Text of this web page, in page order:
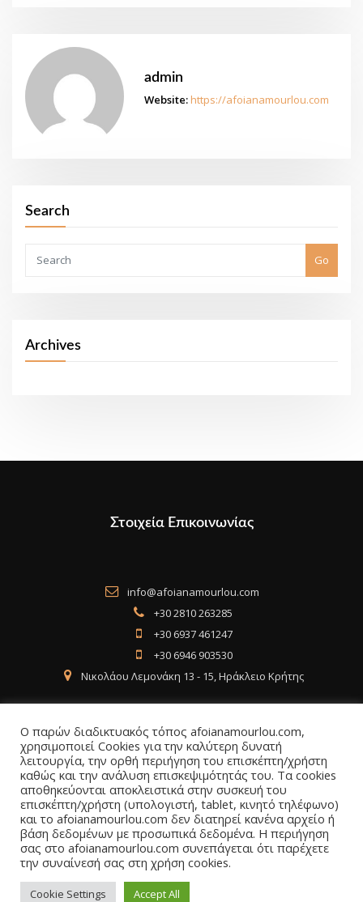
admin
Website: https://afoianamourlou.com
Search
Go
Archives
Στοιχεία Επικοινωνίας
info@afoianamourlou.com
+30 2810 263285
+30 6937 461247
+30 6946 903530
Νικολάου Λεμονάκη 13 - 15, Ηράκλειο Κρήτης
Social Media
Facebook
Instagram
LinkedIn
Ο παρών διαδικτυακός τόπος afoianamourlou.com,
χρησιμοποιεί Cookies για την καλύτερη δυνατή
λειτουργία, την ορθή περιήγηση του επισκέπτη/χρήστη
καθώς και την ανάλυση επισκεψιμότητάς του. Τα cookies
αποθηκεύονται αποκλειστικά στην συσκευή του
επισκέπτη/χρήστη (υπολογιστή, tablet, κινητό τηλέφωνο)
και το afoianamourlou.com δεν διατηρεί κανένα αρχείο ή
βάση δεδομένων με προσωπικά δεδομένα. Η περιήγηση
σας στο afoianamourlou.com συνεπάγεται ότι παρέχετε
την συναίνεσή σας στη χρήση cookies.
Cookie Settings Accept All